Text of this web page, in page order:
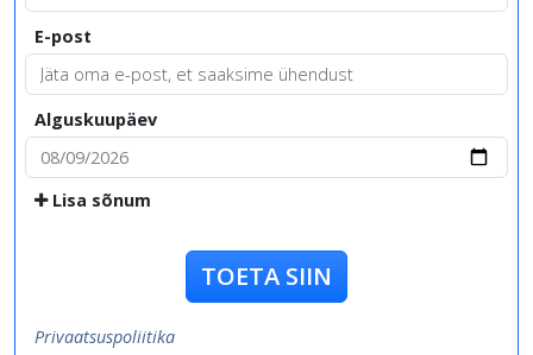
E-post
Alguskuupäev
Lisa sõnum
TOETA SIIN
Privaatsuspoliitika